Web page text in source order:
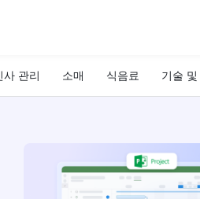
사 관리 소매 식음료 기술